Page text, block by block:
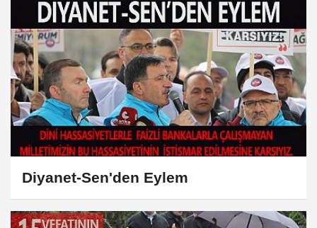
Diyanet-Sen'den Eylem